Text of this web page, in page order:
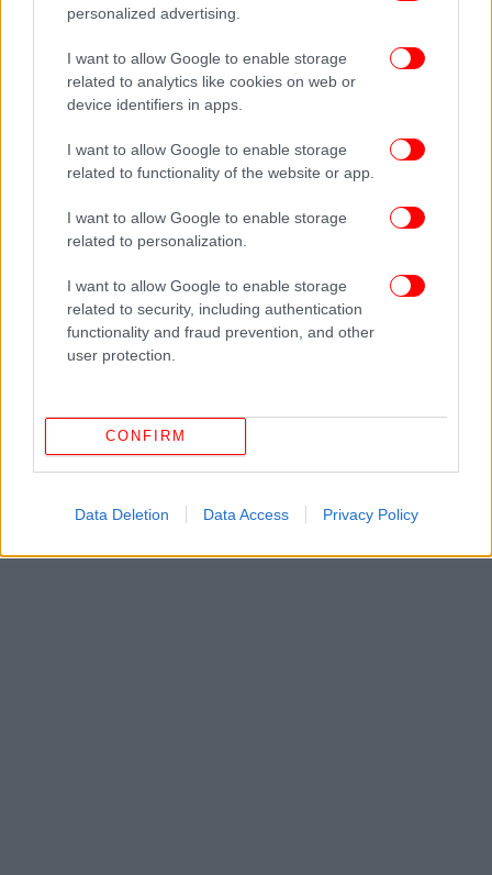
personalized advertising.
I want to allow Google to enable storage
related to analytics like cookies on web or
device identifiers in apps.
I want to allow Google to enable storage
related to functionality of the website or app.
I want to allow Google to enable storage
related to personalization.
I want to allow Google to enable storage
related to security, including authentication
functionality and fraud prevention, and other
user protection.
CONFIRM
Data Deletion Data Access Privacy Policy
ΔΕΙΤΕ ΕΠΙΣΗΣ